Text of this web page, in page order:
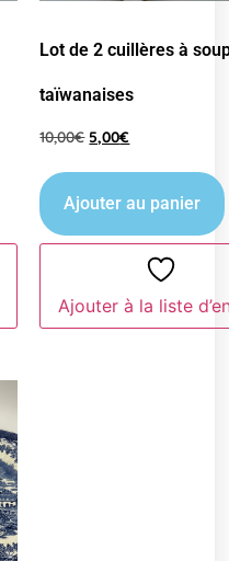
Lot de 2 cuillères à
taïwanaises
10,00€ 5,00€
Ajouter au panier
Ajouter à la liste